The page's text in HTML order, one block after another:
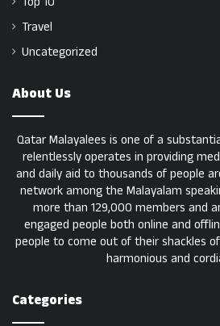
Travel
Uncategorized
About Us
Qatar Malayalees is one of a
relentlessly operates in providing
and daily aid to thousands of people
network among the Malayalam
more than 129,000 members and
engaged people both online and
people to come out of their shackles
harmonious and
Categories